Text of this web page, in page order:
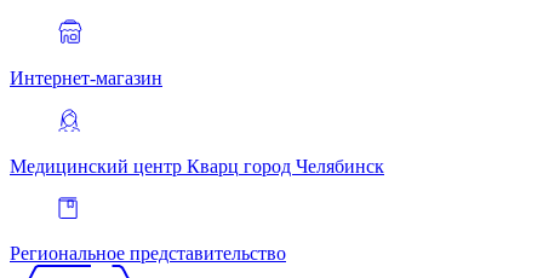
Интернет-магазин
Медицинский центр Кварц город Челябинск
Региональное представительство